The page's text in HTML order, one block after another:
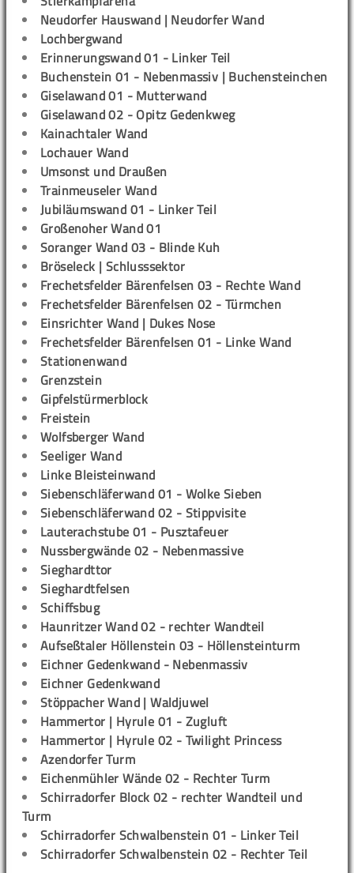
Neudorfer Hauswand | Neudorfer Wand
Lochbergwand
Erinnerungswand 01 - Linker Teil
Buchenstein 01 - Nebenmassiv | Buchensteinchen
Giselawand 01 - Mutterwand
Giselawand 02 - Opitz Gedenkweg
Kainachtaler Wand
Lochauer Wand
Umsonst und Draußen
Trainmeuseler Wand
Jubiläumswand 01 - Linker Teil
Großenoher Wand 01
Soranger Wand 03 - Blinde Kuh
Bröseleck | Schlusssektor
Frechetsfelder Bärenfelsen 03 - Rechte Wand
Frechetsfelder Bärenfelsen 02 - Türmchen
Einsrichter Wand | Dukes Nose
Frechetsfelder Bärenfelsen 01 - Linke Wand
Stationenwand
Grenzstein
Gipfelstürmerblock
Freistein
Wolfsberger Wand
Seeliger Wand
Linke Bleisteinwand
Siebenschläferwand 01 - Wolke Sieben
Siebenschläferwand 02 - Stippvisite
Lauterachstube 01 - Pusztafeuer
Nussbergwände 02 - Nebenmassive
Sieghardttor
Sieghardtfelsen
Schiffsbug
Haunritzer Wand 02 - rechter Wandteil
Aufseßtaler Höllenstein 03 - Höllensteinturm
Eichner Gedenkwand - Nebenmassiv
Eichner Gedenkwand
Stöppacher Wand | Waldjuwel
Hammertor | Hyrule 01 - Zugluft
Hammertor | Hyrule 02 - Twilight Princess
Azendorfer Turm
Eichenmühler Wände 02 - Rechter Turm
Schirradorfer Block 02 - rechter Wandteil und
Turm
Schirradorfer Schwalbenstein 01 - Linker Teil
Schirradorfer Schwalbenstein 02 - Rechter Teil